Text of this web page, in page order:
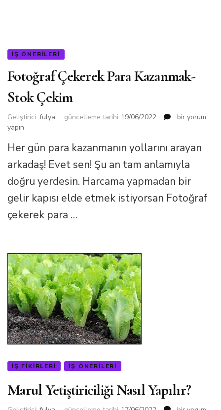
İŞ ÖNERILERI
Fotoğraf Çekerek Para Kazanmak-
Stok Çekim
Geliştirici: fulya güncelleme tarihi 19/06/2022
Fotoğraf
Kazanmak-
Stok
Çekim
için
bir yorum
yapın
Her gün para kazanmanın yollarını arayan
arkadaş! Evet sen! Şu an tam anlamıyla
doğru yerdesin. Harcama yapmadan bir
gelir kapısı elde etmek istiyorsan Fotoğraf
çekerek para …
İŞ FIKIRLERI İŞ ÖNERILERI
Marul Yetiştiriciliği Nasıl Yapılır?